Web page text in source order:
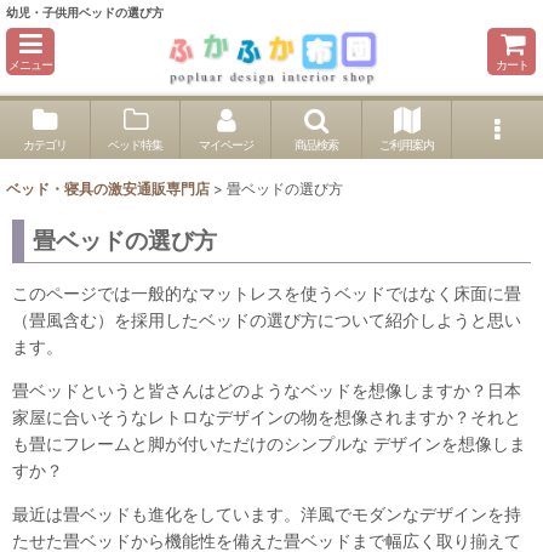
幼児・子供用ベッドの選び方
メニュー カート
カテゴリ ベッド特集 マイページ 商品検索 ご利用案内
ベッド・寝具の激安通販専門店 > 畳ベッドの選び方
畳ベッドの選び方
このページでは一般的なマットレスを使うベッドではなく床面に畳
（畳風含む）を採用したベッドの選び方について紹介しようと思い
ます。
畳ベッドというと皆さんはどのようなベッドを想像しますか？日本
家屋に合いそうなレトロなデザインの物を想像されますか？それと
も畳にフレームと脚が付いただけのシンプルな デザインを想像しま
すか？
最近は畳ベッドも進化をしています。洋風でモダンなデザインを持
たせた畳ベッドから機能性を備えた畳ベッドまで幅広く取り揃えて